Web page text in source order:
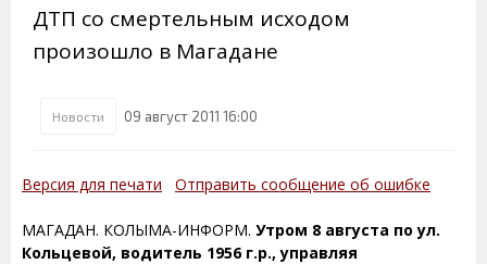
ДТП со смертельным исходом
произошло в Магадане
Новости 09 август 2011 16:00
Версия для печати Отправить сообщение об ошибке
МАГАДАН. КОЛЫМА-ИНФОРМ. Утром 8 августа по ул.
Кольцевой, водитель 1956 г.р., управляя